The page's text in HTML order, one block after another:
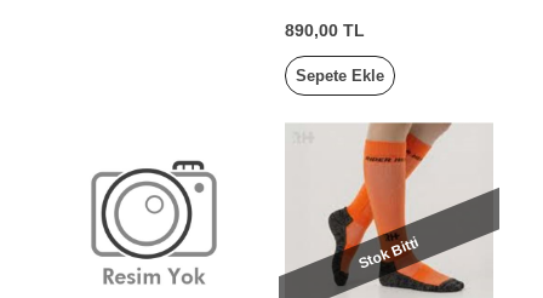
890,00 TL
Sepete Ekle
Stok Bitti